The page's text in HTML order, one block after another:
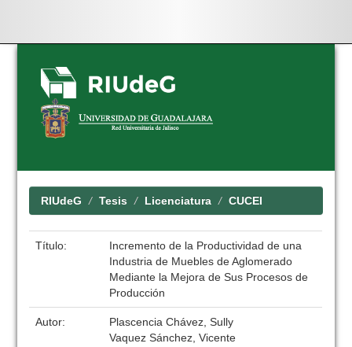
Skip
navigation
RIUdeG Tesis Licenciatura CUCEI
Título:
Incremento de la Productividad de una
Industria de Muebles de Aglomerado
Mediante la Mejora de Sus Procesos de
Producción
Autor:
Plascencia Chávez, Sully
Vaquez Sánchez, Vicente